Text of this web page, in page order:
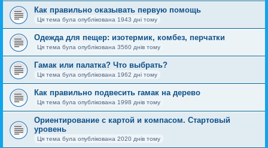
Как правильно оказывать первую помощь
Ця тема була опублікована 1943 дні тому
Одежда для пещер: изотермик, комбез, перчатки
Ця тема була опублікована 3560 днів тому
Гамак или палатка? Что выбрать?
Ця тема була опублікована 1962 дні тому
Как правильно подвесить гамак на дерево
Ця тема була опублікована 1998 днів тому
Ориентирование с картой и компасом. Стартовый
уровень
Ця тема була опублікована 2020 днів тому